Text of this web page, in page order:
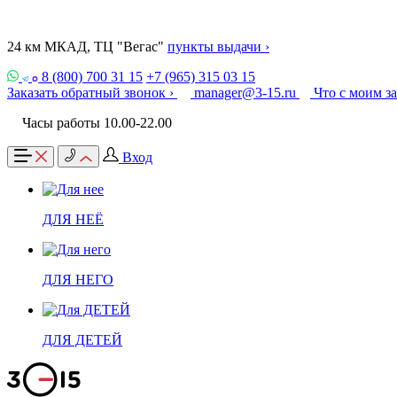
24 км МКАД, ТЦ "Вегас" пункты выдачи ›
8 (800) 700 31 15 +7 (965) 315 03 15
Заказать обратный звонок ›
manager@3-15.ru
Что с моим
Часы работы 10.00-22.00
Вход
ДЛЯ НЕЁ
ДЛЯ НЕГО
ДЛЯ ДЕТЕЙ